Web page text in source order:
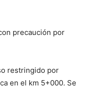
precaución por
restringido por
en el km 5+000. Se